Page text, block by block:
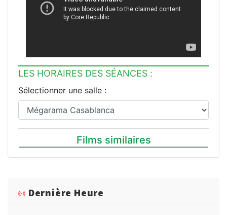
LES HORAIRES DES SÉANCES :
Sélectionner une salle :
Films similaires
Dernière Heure